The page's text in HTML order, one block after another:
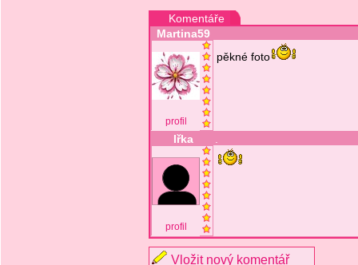
Komentáře
Martina59
profil
pěkné foto
Iřka
profil
Vložit nový komentář